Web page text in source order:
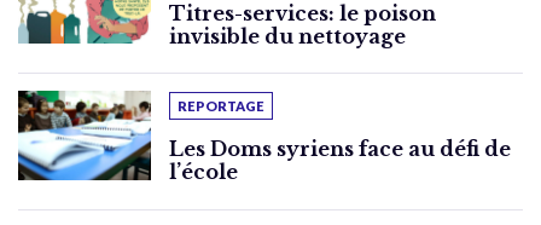
Titres-services: le poison
invisible du nettoyage
REPORTAGE
Les Doms syriens face au défi de
l’école